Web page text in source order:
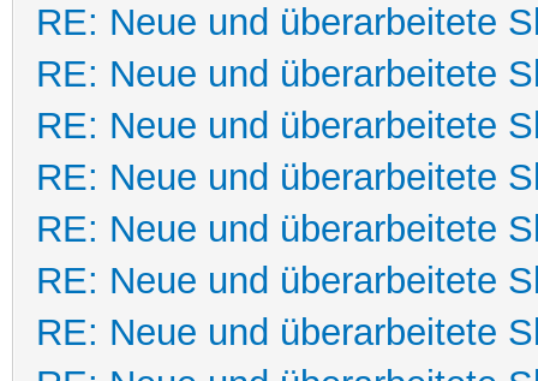
RE: Neue und überarbeitete
RE: Neue und überarbeitete
RE: Neue und überarbeitete
RE: Neue und überarbeitete
RE: Neue und überarbeitete
RE: Neue und überarbeitete
RE: Neue und überarbeitete